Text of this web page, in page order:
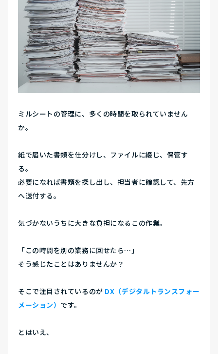
ミルシートの管理に、多くの時間を取られていません
か。
紙で届いた書類を仕分けし、ファイルに綴じ、保管す
る。
必要になれば書類を探し出し、担当者に確認して、先方
へ送付する。
気づかないうちに大きな負担になるこの作業。
「この時間を別の業務に回せたら…」
そう感じたことはありませんか？
そこで注目されているのが DX（デジタルトランスフォー
メーション） です。
とはいえ、